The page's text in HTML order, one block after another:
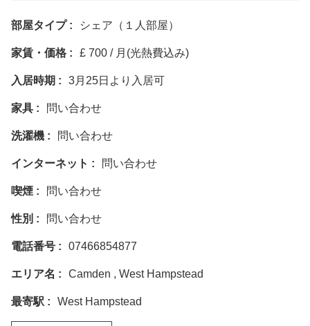
部屋タイプ シェア（１人部屋）
家賃・価格 £ 700 / 月(光熱費込み)
入居時期 3月25日より入居可
家具 問い合わせ
洗濯機 問い合わせ
インターネット 問い合わせ
喫煙 問い合わせ
性別 問い合わせ
電話番号 07466854877
エリア名 Camden , West Hampstead
最寄駅 West Hampstead